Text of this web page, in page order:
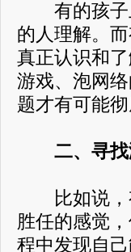
有的孩子上
的人理解。
真正认识和
游戏、泡网
题才有可能彻
二、寻
比如说，有
胜任的感觉
程中发现自